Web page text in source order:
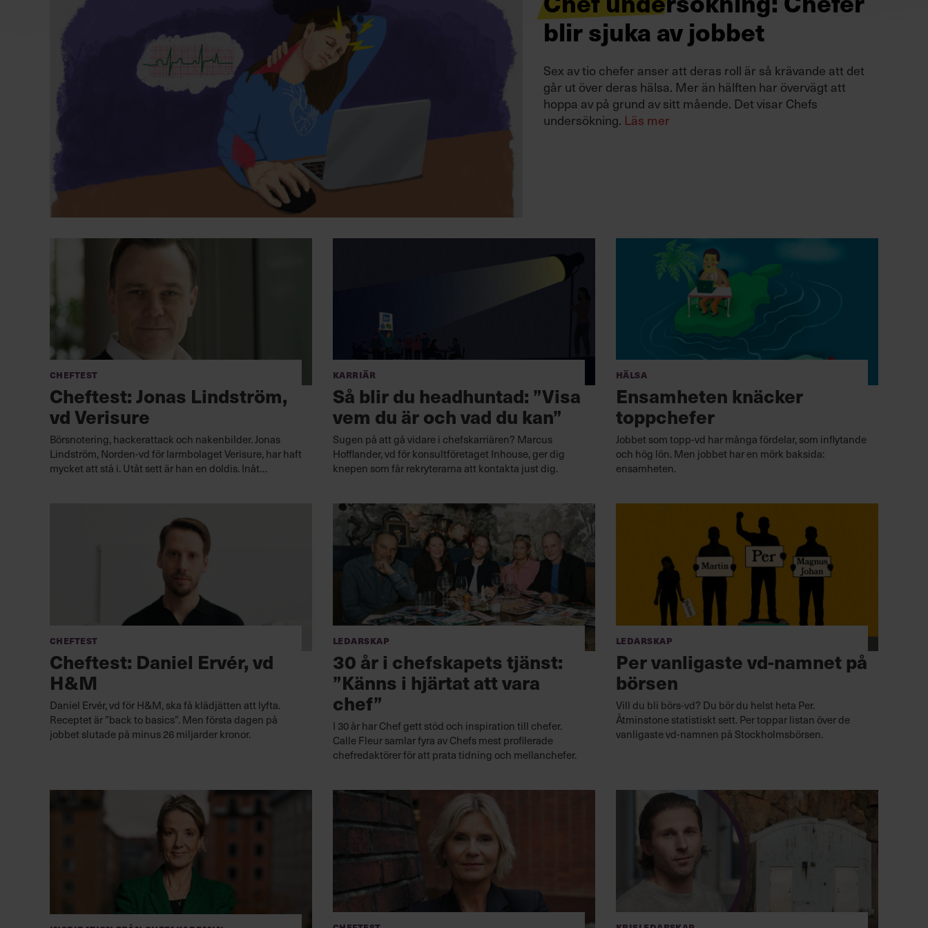
blir sjuka av jobbet
Sex av tio chefer anser att deras roll är så krävande att det
går ut över deras hälsa. Mer än hälften har övervägt att
hoppa av på grund av sitt mående. Det visar Chefs
undersökning. Läs mer
Cheftest
Cheftest: Jonas Lindström,
vd Verisure
Börsnotering, hackerattack och nakenbilder. Jonas
Lindström, Norden-vd för larmbolaget Verisure, har haft
mycket att stå i. Utåt sett är han en doldis. Inåt
Karriär
Så blir du headhuntad: ”Visa
vem du är och vad du kan”
Sugen på att gå vidare i chefskarriären? Marcus
Hofflander, vd för konsultföretaget Inhouse, ger dig
knepen som får rekryterarna att kontakta just dig.
Hälsa
Ensamheten knäcker
toppchefer
Jobbet som topp-vd har många fördelar, som inflytande
och hög lön. Men jobbet har en mörk baksida:
ensamheten.
Cheftest
Cheftest: Daniel Ervér, vd
H&M
Daniel Ervér, vd för H&M, ska få klädjätten att lyfta.
Receptet är ”back to basics”. Men första dagen på
jobbet slutade på minus 26 miljarder kronor.
Ledarskap
30 år i chefskapets tjänst:
”Känns i hjärtat att vara
chef”
I 30 år har Chef gett stöd och inspiration till chefer.
Calle Fleur samlar fyra av Chefs mest profilerade
chefredaktörer för att prata tidning och mellanchefer.
Ledarskap
Per vanligaste vd-namnet på
börsen
Vill du bli börs-vd? Du bör du helst heta Per.
Åtminstone statistiskt sett. Per toppar listan över de
vanligaste vd-namnen på Stockholmsbörsen.